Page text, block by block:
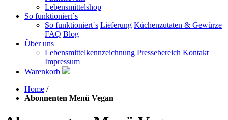
Lebensmittelshop
So funktioniert´s
So funktioniert´s Lieferung Küchenzutaten & Gewürze
FAQ Blog
Über uns
Lebensmittelkennzeichnung Pressebereich Kontakt
Impressum
Warenkorb
Home /
Abonnenten Menü Vegan